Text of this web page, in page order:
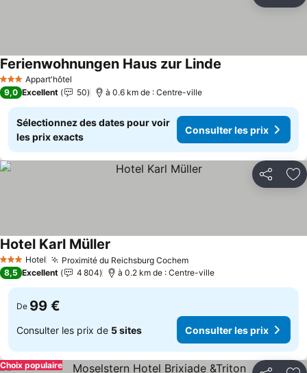
3 ÉtoilesAppart'hôtel
Ferienwohnungen Haus zur Linde
9,0 Excellent 50 à 0.6 km de : Centre-ville
Sélectionnez des dates pour voir
les prix exacts
Consulter les prix
Partager
3 ÉtoilesHotel Proximité du Reichsburg Cochem
Hotel Karl Müller
8,5 Excellent 4 804 à 0.2 km de : Centre-ville
De 99 €
Consulter les prix de 5 sites Consulter les prix
Choix populaire